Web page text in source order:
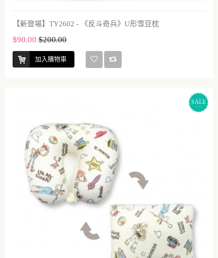
【新登場】TY2602 - 《反斗奇兵》U形雪豆枕
$90.00 $200.00
加入購物車
SALE